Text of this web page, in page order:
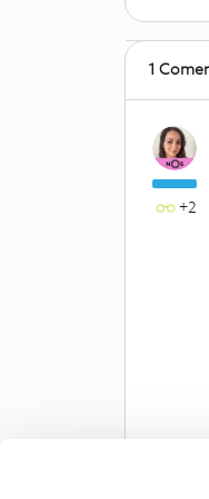
1
+2